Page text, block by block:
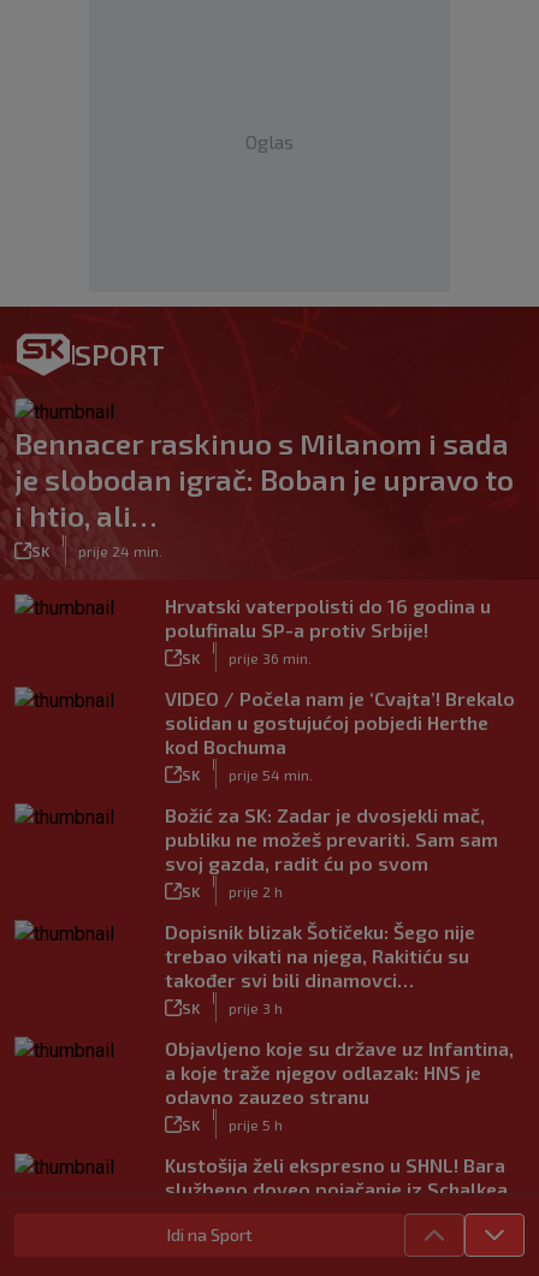
Oglas
SPORT
Bennacer raskinuo s Milanom i sada
je slobodan igrač: Boban je upravo to
i htio, ali…
SK prije 24 min.
Hrvatski vaterpolisti do 16 godina u
polufinalu SP-a protiv Srbije!
SK prije 36 min.
VIDEO / Počela nam je ‘Cvajta’! Brekalo
solidan u gostujućoj pobjedi Herthe
kod Bochuma
SK prije 54 min.
Božić za SK: Zadar je dvosjekli mač,
publiku ne možeš prevariti. Sam sam
svoj gazda, radit ću po svom
SK prije 2 h
Dopisnik blizak Šotičeku: Šego nije
trebao vikati na njega, Rakitiću su
također svi bili dinamovci…
SK prije 3 h
Objavljeno koje su države uz Infantina,
a koje traže njegov odlazak: HNS je
odavno zauzeo stranu
SK prije 5 h
Kustošija želi ekspresno u SHNL! Bara
službeno doveo pojačanje iz Schalkea
Tomiyasu se vraća u Premier ligu,
Idi na Sport